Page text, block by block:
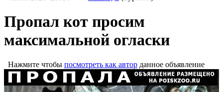
Пропал кот просим
максимальной огласки
Нажмите чтобы посмотреть как автор данное объявление